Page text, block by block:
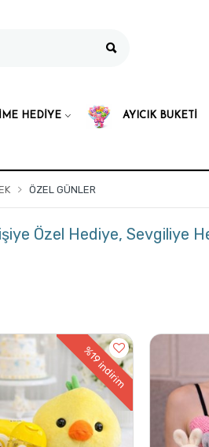
HEDİYE AYICIK BUKETİ
ÖZEL GÜNLER
Özel Hediye, Sevgiliye
%19
indirim